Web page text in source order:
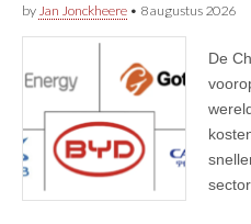
by Jan Jonckheere • 8 augustus 2026
De